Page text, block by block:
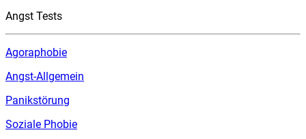
Angst Tests
Agoraphobie
Angst-Allgemein
Panikstörung
Soziale Phobie